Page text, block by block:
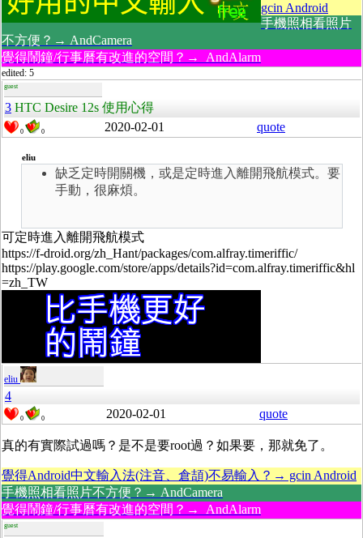
gcin Android
手機照相看照片
不方便？→ AndCamera
覺得鬧鐘/行事曆有改進的空間？→ AndAlarm
edited: 5
guest
3 HTC Desire 12s 使用心得
0 0 2020-02-01 quote
eliu
缺乏定時開關機，或是定時進入離開飛航模式。要
手動，很麻煩。
可定時進入離開飛航模式
https://f-droid.org/zh_Hant/packages/com.alfray.timeriffic/
https://play.google.com/store/apps/details?id=com.alfray.timeriffic&hl
=zh_TW
eliu
4
0 0 2020-02-01 quote
真的有實際試過嗎？是不是要root過？如果要，那就免了。
覺得Android中文輸入法(注音、倉頡)不易輸入？→ gcin Android
手機照相看照片不方便？→ AndCamera
覺得鬧鐘/行事曆有改進的空間？→ AndAlarm
guest